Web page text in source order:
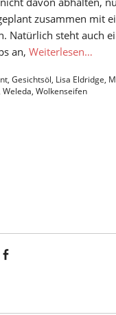
zusammen mit
Natürlich steht auch
an, Weiterlesen…
, Gesichtsöl, Lisa Eldridge,
Weleda, Wolkenseifen